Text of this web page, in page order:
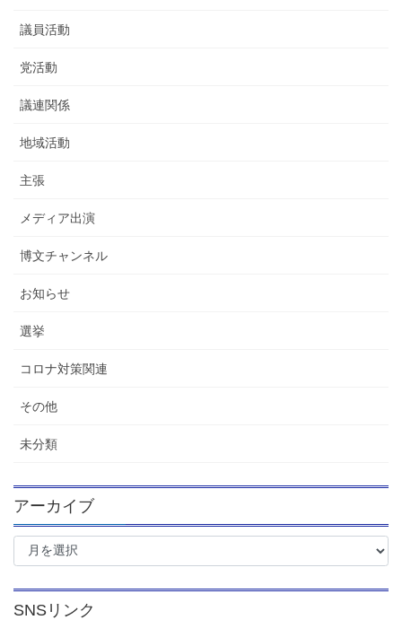
議員活動
党活動
議連関係
地域活動
主張
メディア出演
博文チャンネル
お知らせ
選挙
コロナ対策関連
その他
未分類
アーカイブ
ア
イ
ブ
SNSリンク